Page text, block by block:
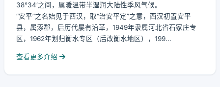
38°34′之间，属暖温带半湿润大陆性季风气候。
“安平”之名始见于西汉，取“治安平定”之意，西汉初置安平
县，属涿郡，后历代屡有沿革，1949年隶属河北省石家庄专
区，1962年划归衡水专区（后改衡水地区），199...
查看更多介绍